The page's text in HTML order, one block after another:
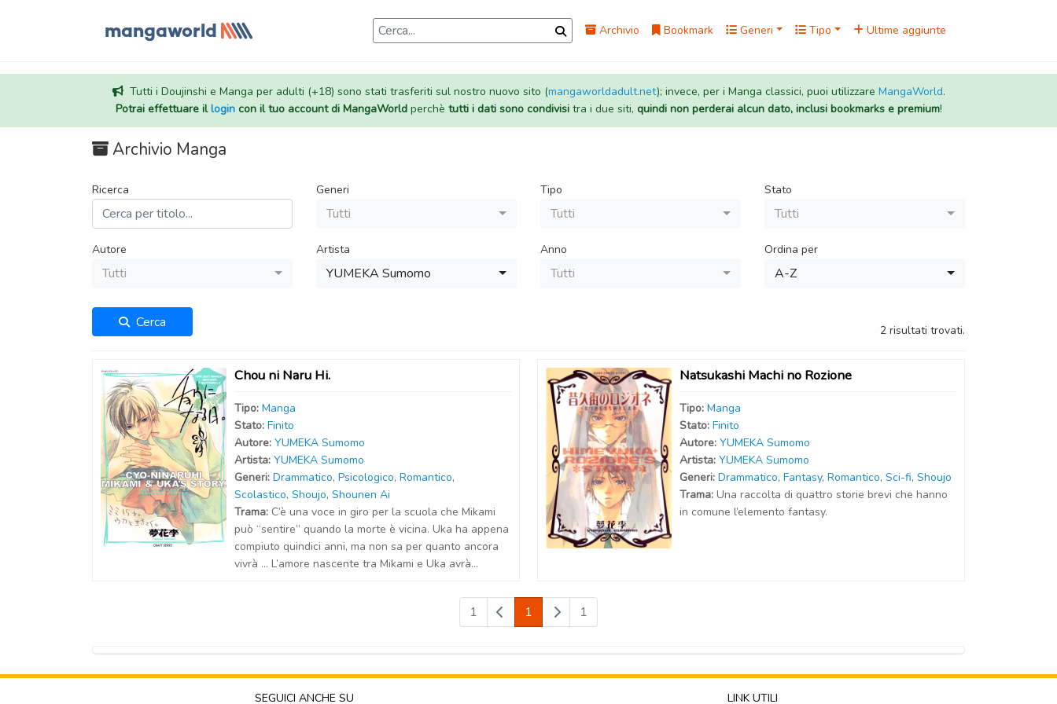
Archivio Bookmark Generi Tipo Ultime aggiunte
Tutti i Doujinshi e Manga per adulti (+18) sono stati trasferiti sul nostro nuovo sito (mangaworldadult.net); invece, per i Manga classici, puoi utilizzare MangaWorld.
Potrai effettuare illogincon il tuo account di MangaWorldperchè tutti i dati sono condivisitra i due siti, quindi non perderai alcun dato, inclusi bookmarks e premium!
Archivio Manga
Ricerca Generi
Tutti
Tipo
Tutti
Stato
Tutti
Autore
Tutti
Artista
YUMEKA Sumomo
Anno
Tutti
Ordina per
A-Z
Cerca 2 risultati trovati.
Chou ni Naru Hi.
Tipo: Manga
Stato: Finito
Autore: YUMEKA Sumomo
Artista: YUMEKA Sumomo
Generi: Drammatico, Psicologico, Romantico,
Scolastico, Shoujo, Shounen Ai
Trama: C’è una voce in giro per la scuola che Mikami
può “sentire” quando la morte è vicina. Uka ha appena
compiuto quindici anni, ma non sa per quanto ancora
vivrà … L’amore nascente tra Mikami e Uka avrà...
Natsukashi Machi no Rozione
Tipo:Manga
Stato:Finito
Autore:YUMEKA Sumomo
Artista:YUMEKA Sumomo
Generi:Drammatico,Fantasy,Romantico,Sci-fi,Shoujo
Trama:Una raccolta di quattro storie brevi che hanno
in comune l’elemento fantasy.
1 1 1
SEGUICI ANCHE SU LINK UTILI